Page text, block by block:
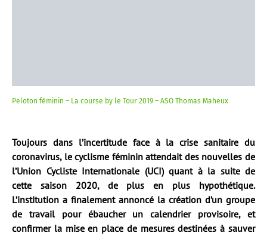
Peloton féminin – La course by le Tour 2019 – ASO Thomas Maheux
Toujours dans l’incertitude face à la crise sanitaire du
coronavirus, le cyclisme féminin attendait des nouvelles de
l’Union Cycliste Internationale (UCI) quant à la suite de
cette saison 2020, de plus en plus hypothétique.
L’institution a finalement annoncé la création d’un groupe
de travail pour ébaucher un calendrier provisoire, et
confirmer la mise en place de mesures destinées à sauver